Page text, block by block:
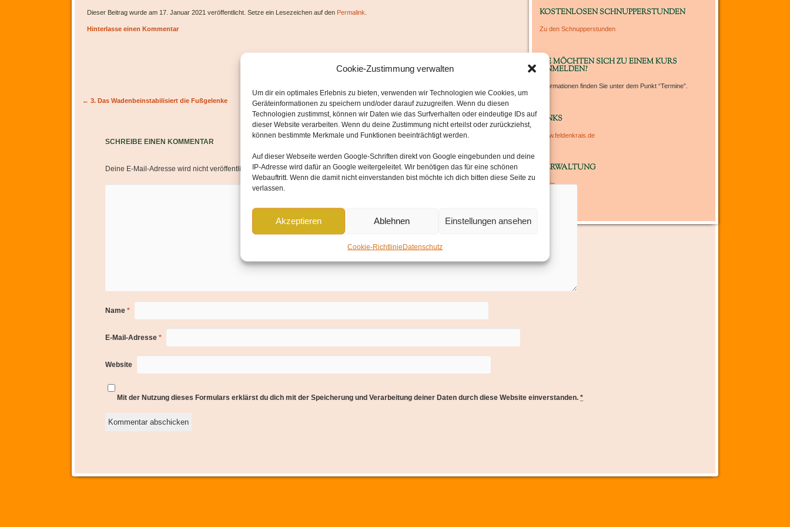
Cookie-Zustimmung verwalten
Um dir ein optimales Erlebnis zu bieten, verwenden wir Technologien wie Cookies, um
Geräteinformationen zu speichern und/oder darauf zuzugreifen. Wenn du diesen
Technologien zustimmst, können wir Daten wie das Surfverhalten oder eindeutige IDs auf
dieser Website verarbeiten. Wenn du deine Zustimmung nicht erteilst oder zurückziehst,
können bestimmte Merkmale und Funktionen beeinträchtigt werden.
Auf dieser Webseite werden Google-Schriften direkt von Google eingebunden und deine
IP-Adresse wird dafür an Google weitergeleitet. Wir benötigen das für eine schönen
Webauftritt. Wenn die damit nicht einverstanden bist möchte ich dich bitten diese Seite zu
verlassen.
Akzeptieren Ablehnen Einstellungen ansehen
Cookie-RichtlinieDatenschutz
Dieser Beitrag wurde am 17. Januar 2021 veröffentlicht. Setze ein Lesezeichen auf den Permalink
Hinterlasse einen Kommentar
Artikel-Navigation
← 3. Das Wadenbeinstabilisiert die Fußgelenke
SCHREIBE EINEN KOMMENTAR
Deine E-Mail-Adresse wird nicht veröffentlicht. Erforderliche Felder sind mit*markiert
Name *
E-Mail-Adresse *
Website
Mit der Nutzung dieses Formulars erklärst du dich mit der Speicherung und Verarbeitung deiner Daten durch diese Website einverstanden. *
KOSTENLOSEN SCHNUPPERSTUNDEN
Zu den Schnupperstunden
SIE MÖCHTEN SICH ZU EINEM KURS
ANMELDEN?
Informationen finden Sie unter dem Punkt “Termine”.
LINKS
www.feldenkrais.de
VERWALTUNG
Login